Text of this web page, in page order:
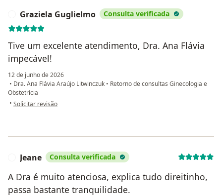
Graziela Guglielmo Consulta verificada
Tive um excelente atendimento, Dra. Ana Flávia
impecável!
12 de junho de 2026
• Dra. Ana Flávia Araújo Litwinczuk • Retorno de consultas Ginecologia e
Obstetrícia
• na opinião do utilizador Graziela Guglielmo
Solicitar revisão
Jeane Consulta verificada
A Dra é muito atenciosa, explica tudo direitinho,
passa bastante tranquilidade.